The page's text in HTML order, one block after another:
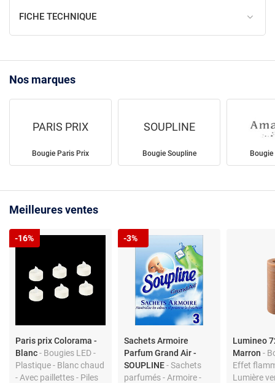
FICHE TECHNIQUE
Nos marques
PARIS PRIX
Bougie Paris Prix
SOUPLINE
Bougie Soupline Bougie
Meilleures ventes
Paris prix Colorama -
Blanc- Bougies LED -
Plastique - Blanc chaud
- Avec paillettes - Piles
-16%
Sachets Armoire
Parfum Grand Air -
SOUPLINE- Sachets
parfumés - Armoire -
-3%
Lumineo
Marron-
Effet
Lumière